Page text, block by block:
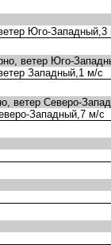
Юго-Западный,3
ветер Юго-
Западный,1 м/с
ветер Северо-
Западный,7 м/с